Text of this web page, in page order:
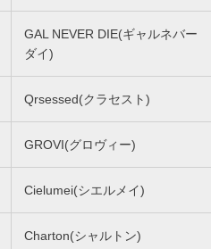
GAL NEVER DIE(ギャルネバー
ダイ)
Qrsessed(クラセスト)
GROVI(グロヴィー)
Cielumei(シエルメイ)
Charton(シャルトン)